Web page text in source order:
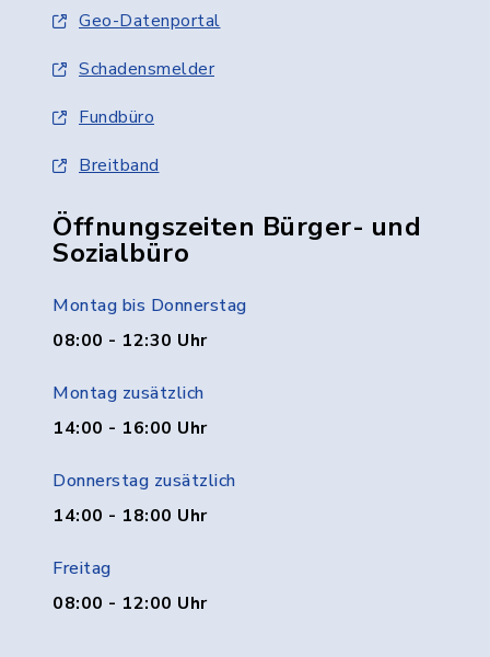
Geo-Datenportal
Schadensmelder
Fundbüro
Breitband
Öffnungszeiten Bürger- und
Sozialbüro
Montag bis Donnerstag
08:00 - 12:30 Uhr
Montag zusätzlich
14:00 - 16:00 Uhr
Donnerstag zusätzlich
14:00 - 18:00 Uhr
Freitag
08:00 - 12:00 Uhr